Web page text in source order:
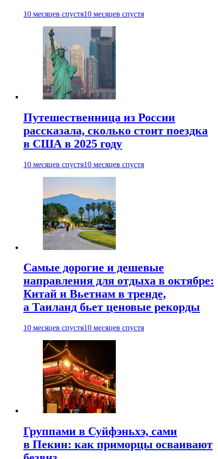
10 месяцев спустя10 месяцев спустя
Путешественница из России
рассказала, сколько стоит поездка
в США в 2025 году
10 месяцев спустя10 месяцев спустя
Самые дорогие и дешевые
направления для отдыха в октябре:
Китай и Вьетнам в тренде,
а Таиланд бьет ценовые рекорды
10 месяцев спустя10 месяцев спустя
Группами в Суйфэньхэ, сами
в Пекин: как приморцы осваивают